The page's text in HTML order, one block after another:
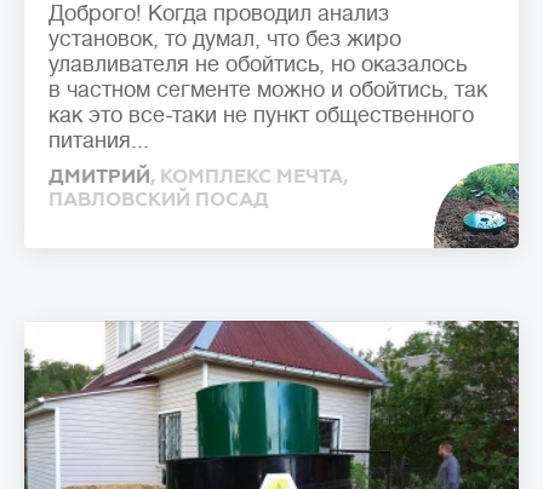
Доброго! Когда проводил анализ
установок, то думал, что без жиро
улавливателя не обойтись, но оказалось
в частном сегменте можно и обойтись, так
как это все-таки не пункт общественного
питания...
ДМИТРИЙ, КОМПЛЕКС МЕЧТА,
ПАВЛОВСКИЙ ПОСАД